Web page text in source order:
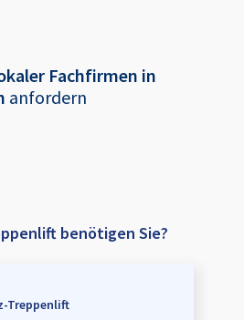
Fachfirmen in
anfordern
benötigen Sie?
Treppenlift